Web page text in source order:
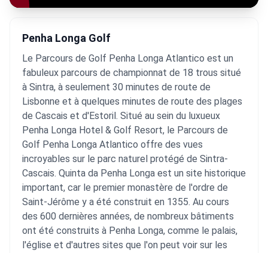
Penha Longa Golf
Le Parcours de Golf Penha Longa Atlantico est un
fabuleux parcours de championnat de 18 trous situé
à Sintra, à seulement 30 minutes de route de
Lisbonne et à quelques minutes de route des plages
de Cascais et d'Estoril. Situé au sein du luxueux
Penha Longa Hotel & Golf Resort, le Parcours de
Golf Penha Longa Atlantico offre des vues
incroyables sur le parc naturel protégé de Sintra-
Cascais. Quinta da Penha Longa est un site historique
important, car le premier monastère de l'ordre de
Saint-Jérôme y a été construit en 1355. Au cours
des 600 dernières années, de nombreux bâtiments
ont été construits à Penha Longa, comme le palais,
l'église et d'autres sites que l'on peut voir sur les